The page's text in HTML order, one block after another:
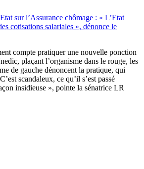
sur l’Assurance chômage : « L’Etat
cotisations salariales », dénonce le
compte pratiquer une nouvelle ponction
plaçant l’organisme dans le rouge, les
de gauche dénoncent la pratique, qui
scandaleux, ce qu’il s’est passé
insidieuse », pointe la sénatrice LR